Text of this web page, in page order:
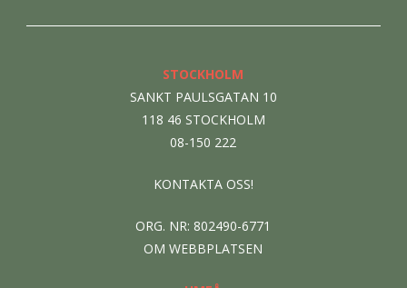
STOCKHOLM
SANKT PAULSGATAN 10
118 46 STOCKHOLM
08-150 222
KONTAKTA OSS!
ORG. NR: 802490-6771
OM WEBBPLATSEN